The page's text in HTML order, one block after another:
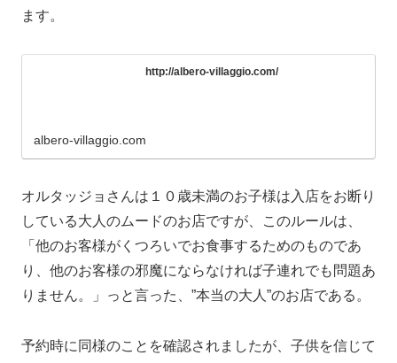
ます。
http://albero-villaggio.com/
albero-villaggio.com
オルタッジョさんは１０歳未満のお子様は入店をお断り
している大人のムードのお店ですが、このルールは、
「他のお客様がくつろいでお食事するためのものであ
り、他のお客様の邪魔にならなければ子連れでも問題あ
りません。」っと言った、”本当の大人”のお店である。
予約時に同様のことを確認されましたが、子供を信じて